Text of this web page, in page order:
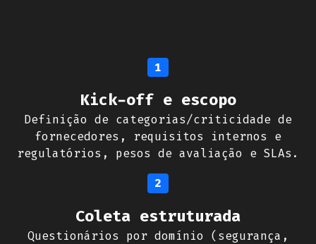
1
Kick-off e escopo
Definição de categorias/criticidade de
fornecedores, requisitos internos e
regulatórios, pesos de avaliação e SLAs.
2
Coleta estruturada
Questionários por domínio (segurança,